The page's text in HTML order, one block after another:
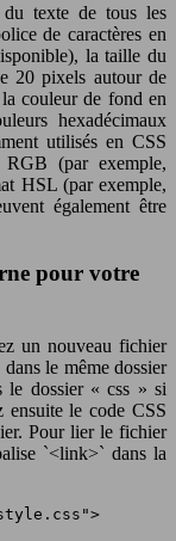
texte de tous les
de caractères en
la taille du
20 pixels autour de
couleur de fond en
hexadécimaux
utilisés en CSS
(par exemple,
HSL (par exemple,
également être
pour votre
un nouveau fichier
le même dossier
le dossier « css » si
ensuite le code CSS
Pour lier le fichier
`<link>` dans la